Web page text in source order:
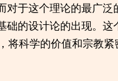
对于这个理论的最广泛
础的设计论的出现。这
将科学的价值和宗教紧